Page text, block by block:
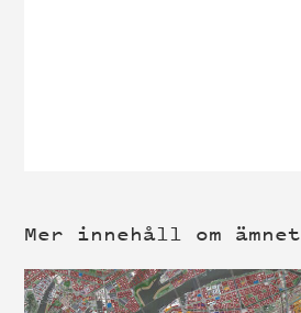
Mer innehåll om ämnet